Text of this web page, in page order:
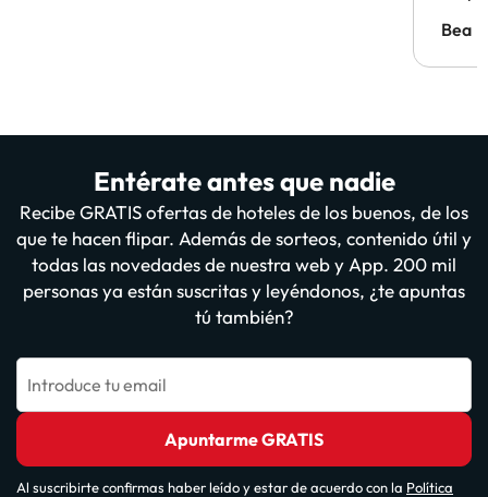
Bea
Entérate antes que nadie
Recibe GRATIS ofertas de hoteles de los buenos, de los
que te hacen flipar. Además de sorteos, contenido útil y
todas las novedades de nuestra web y App. 200 mil
personas ya están suscritas y leyéndonos, ¿te apuntas
tú también?
Introduce tu email
Apuntarme GRATIS
Al suscribirte confirmas haber leído y estar de acuerdo con la Política